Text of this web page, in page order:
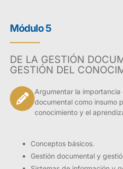
Módulo 5
DE LA GESTIÓN
GESTIÓN DEL
Argumentar la importancia
documental como insumo
conocimiento y el
Conceptos básicos.
Gestión documental y